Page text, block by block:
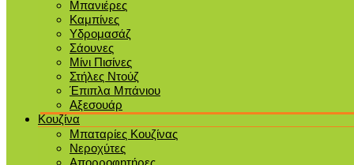
Μπανιέρες
Καμπίνες
Υδρομασάζ
Σάουνες
Μίνι Πισίνες
Στήλες Ντούζ
Έπιπλα Μπάνιου
Αξεσουάρ
Κουζίνα
Μπαταρίες Κουζίνας
Νεροχύτες
Απορροφητήρες